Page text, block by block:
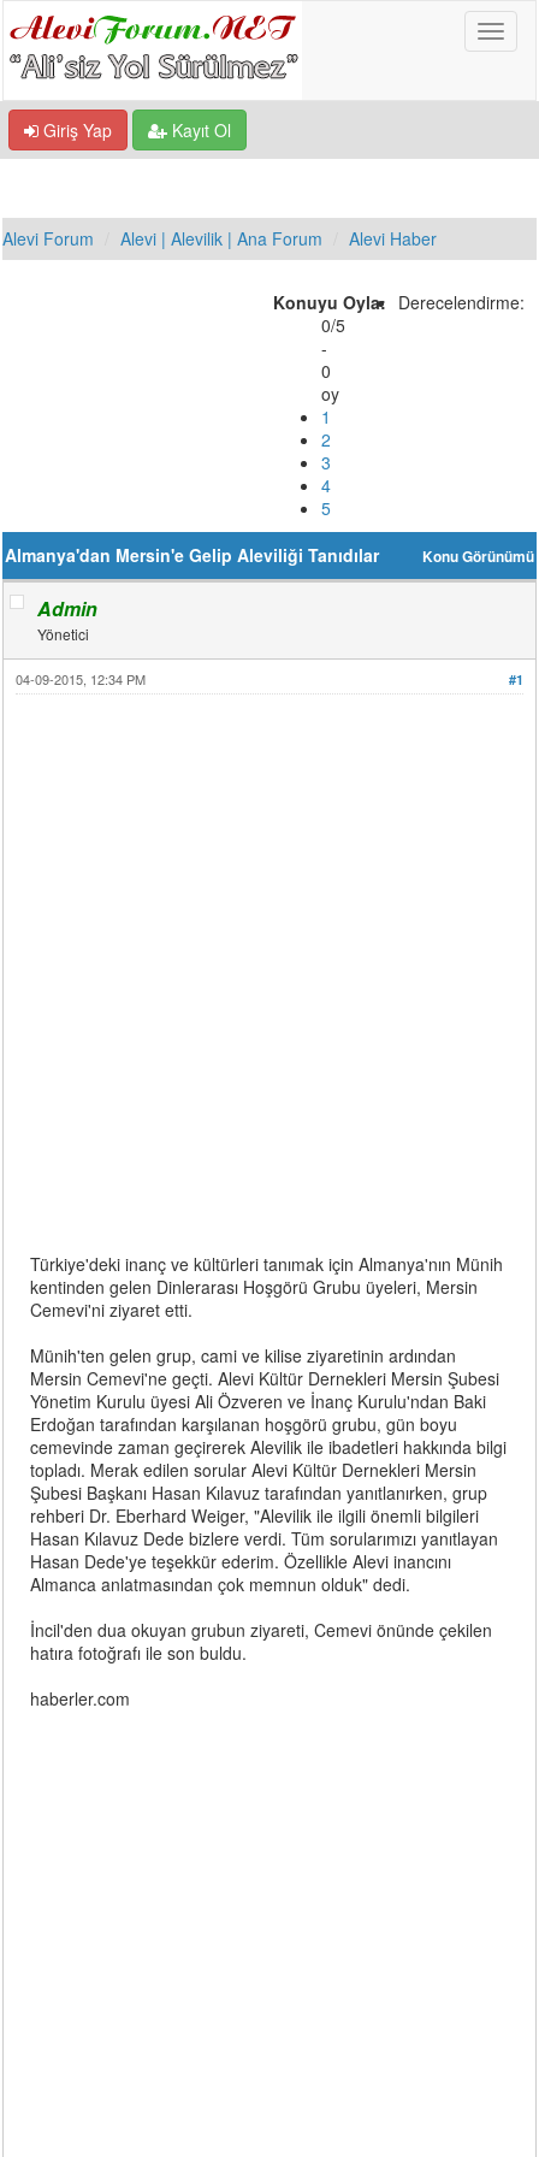
Giriş Yap Kayıt Ol
Alevi Forum Alevi | Alevilik | Ana Forum Alevi Haber
Konuyu Oyla: Derecelendirme:
0/5
-
0
oy
1
2
3
4
5
Konu Görünümü
Almanya'dan Mersin'e Gelip Aleviliği Tanıdılar
Admin
Yönetici
#1
04-09-2015, 12:34 PM
Türkiye'deki inanç ve kültürleri tanımak için Almanya'nın Münih
kentinden gelen Dinlerarası Hoşgörü Grubu üyeleri, Mersin
Cemevi'ni ziyaret etti.
Münih'ten gelen grup, cami ve kilise ziyaretinin ardından
Mersin Cemevi'ne geçti. Alevi Kültür Dernekleri Mersin Şubesi
Yönetim Kurulu üyesi Ali Özveren ve İnanç Kurulu'ndan Baki
Erdoğan tarafından karşılanan hoşgörü grubu, gün boyu
cemevinde zaman geçirerek Alevilik ile ibadetleri hakkında bilgi
topladı. Merak edilen sorular Alevi Kültür Dernekleri Mersin
Şubesi Başkanı Hasan Kılavuz tarafından yanıtlanırken, grup
rehberi Dr. Eberhard Weiger, "Alevilik ile ilgili önemli bilgileri
Hasan Kılavuz Dede bizlere verdi. Tüm sorularımızı yanıtlayan
Hasan Dede'ye teşekkür ederim. Özellikle Alevi inancını
Almanca anlatmasından çok memnun olduk" dedi.
İncil'den dua okuyan grubun ziyareti, Cemevi önünde çekilen
hatıra fotoğrafı ile son buldu.
haberler.com